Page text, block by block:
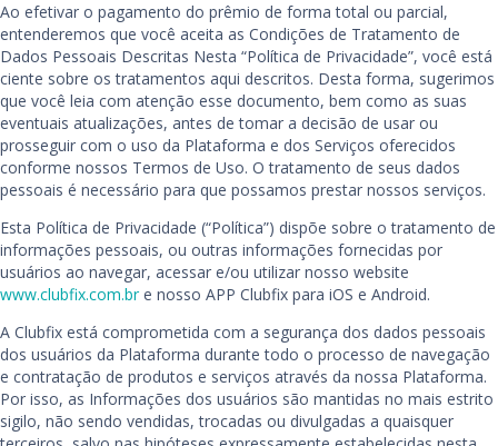
Ao efetivar o pagamento do prêmio de forma total ou parcial,
entenderemos que você aceita as Condições de Tratamento de
Dados Pessoais Descritas Nesta “Política de Privacidade”, você está
ciente sobre os tratamentos aqui descritos. Desta forma, sugerimos
que você leia com atenção esse documento, bem como as suas
eventuais atualizações, antes de tomar a decisão de usar ou
prosseguir com o uso da Plataforma e dos Serviços oferecidos
conforme nossos Termos de Uso. O tratamento de seus dados
pessoais é necessário para que possamos prestar nossos serviços.
Esta Política de Privacidade (“Política”) dispõe sobre o tratamento de
informações pessoais, ou outras informações fornecidas por
usuários ao navegar, acessar e/ou utilizar nosso website
www.clubfix.com.bre nosso APP Clubfix para iOS e Android.
A Clubfix está comprometida com a segurança dos dados pessoais
dos usuários da Plataforma durante todo o processo de navegação
e contratação de produtos e serviços através da nossa Plataforma.
Por isso, as Informações dos usuários são mantidas no mais estrito
sigilo, não sendo vendidas, trocadas ou divulgadas a quaisquer